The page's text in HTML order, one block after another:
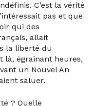
C’est la vérité
pas et que
qui des
allait
la liberté du
là, égrainant heures,
un Nouvel An
saluer.
? Quelle